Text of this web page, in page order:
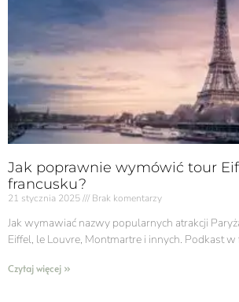
Jak poprawnie wymówić tour
francusku?
21 stycznia 2025 Brak komentarzy
Jak wymawiać nazwy popularnych atrakcji
Eiffel, le Louvre, Montmartre i innych. Podkast
Czytaj więcej »